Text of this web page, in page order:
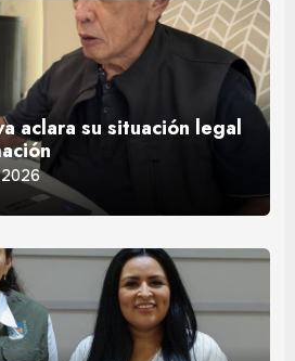
aclara su situación legal